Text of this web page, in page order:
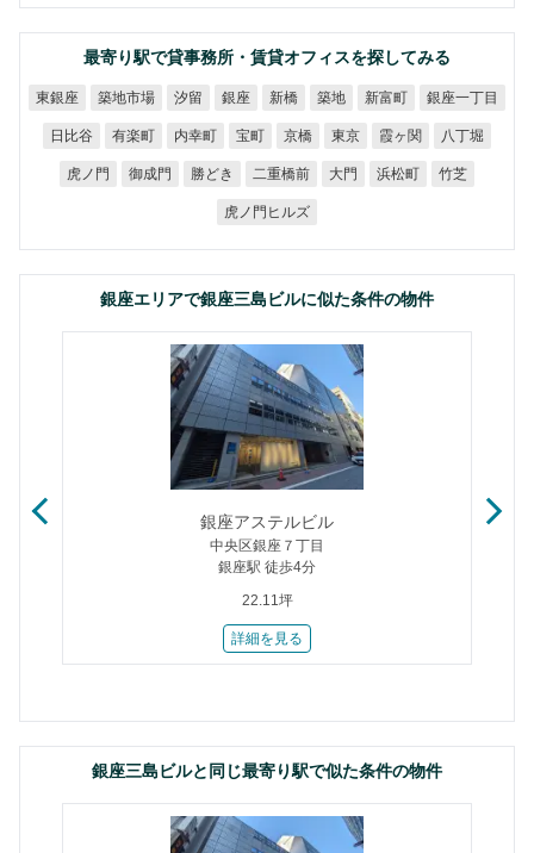
最寄り駅で貸事務所・賃貸オフィスを探してみる
東銀座 築地市場 汐留 銀座 新橋 築地 新富町 銀座一丁目
日比谷 有楽町 内幸町 宝町 京橋 東京 霞ヶ関 八丁堀
虎ノ門 御成門 勝どき 二重橋前 大門 浜松町 竹芝
虎ノ門ヒルズ
銀座エリアで銀座三島ビルに似た条件の物件
銀座アステルビル
中央区銀座７丁目
銀座駅 徒歩4分
22.11坪
詳細を見る
銀座三島ビルと同じ最寄り駅で似た条件の物件